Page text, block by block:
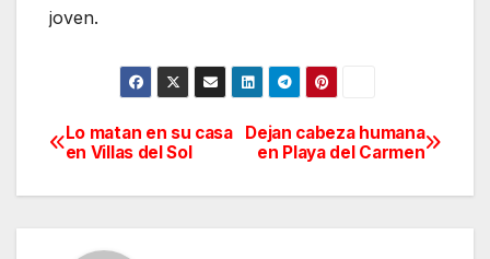
joven.
Navegación
de
Dejan cabeza humana
en Playa del Carmen
Lo matan en su casa
en Villas del Sol